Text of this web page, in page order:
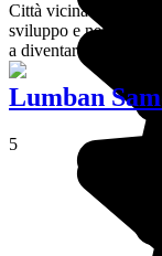
Città vicina a
sviluppo e
a diventare un
Lumban
5